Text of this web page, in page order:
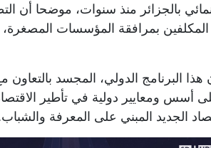
بالجزائر منذ سنوات، موضحا أن
بمرافقة المؤسسات
هذا البرنامج الدولي، المجسد بالتعاون
أسس ومعايير دولية في تأطير
الجديد المبني على المعرفة